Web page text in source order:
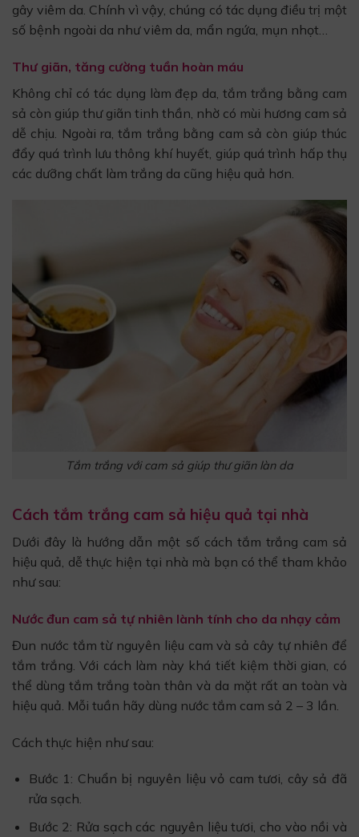
gây viêm da. Chính vì vậy, chúng có tác dụng điều trị một
số bệnh ngoài da như viêm da, mẩn ngứa, mụn nhọt…
Thư giãn, tăng cường tuần hoàn máu
Không chỉ có tác dụng làm đẹp da, tắm trắng bằng cam
sả còn giúp thư giãn tinh thần, nhờ có mùi hương cam sả
dễ chịu. Ngoài ra, tắm trắng bằng cam sả còn giúp thúc
đẩy quá trình lưu thông khí huyết, giúp quá trình hấp thụ
các dưỡng chất làm trắng da cũng hiệu quả hơn.
Tắm trắng với cam sả giúp thư giãn làn da
Cách tắm trắng cam sả hiệu quả tại nhà
Dưới đây là hướng dẫn một số cách tắm trắng cam sả
hiệu quả, dễ thực hiện tại nhà mà bạn có thể tham khảo
như sau:
Nước đun cam sả tự nhiên lành tính cho da nhạy cảm
Đun nước tắm từ nguyên liệu cam và sả cây tự nhiên để
tắm trắng. Với cách làm này khá tiết kiệm thời gian, có
thể dùng tắm trắng toàn thân và da mặt rất an toàn và
hiệu quả. Mỗi tuần hãy dùng nước tắm cam sả 2 – 3 lần.
Cách thực hiện như sau:
Bước 1: Chuẩn bị nguyên liệu vỏ cam tươi, cây sả đã
rửa sạch.
Bước 2: Rửa sạch các nguyên liệu tươi, cho vào nồi và